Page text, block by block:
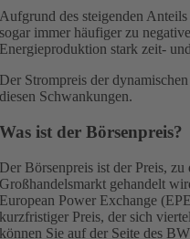
Aufgrund des steigenden
sogar immer häufiger zu
Energieproduktion stark zeit-
Der Strompreis der
diesen Schwankungen.
Was ist der Börsenpreis?
Der Börsenpreis ist der Preis, zu
Großhandelsmarkt gehandelt
European Power Exchange
kurzfristiger Preis, der sich
können Sie auf der Seite des